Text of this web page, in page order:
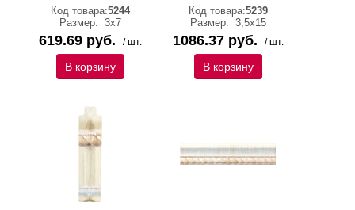
Код товара:5244
Размер: 3x7
619.69 руб. / шт.
В корзину
Код товара:5239
Размер: 3,5x15
1086.37 руб. / шт.
В корзину